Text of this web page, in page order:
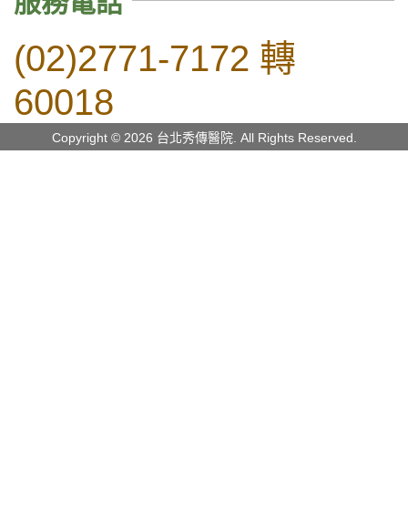
(02)2771-7172 轉
60018
Copyright © 2026 台北秀傳醫院. All Rights Reserved.